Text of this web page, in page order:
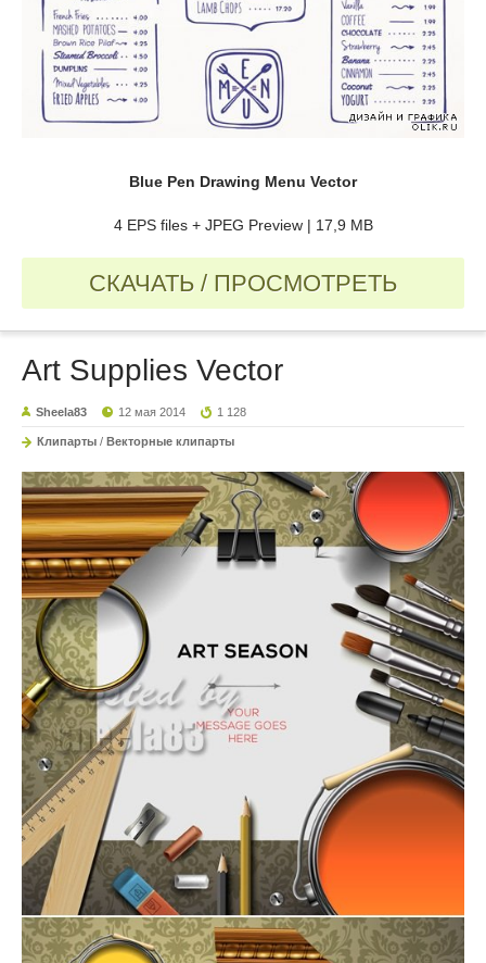
Blue Pen Drawing Menu Vector
4 EPS files + JPEG Preview | 17,9 MB
СКАЧАТЬ / ПРОСМОТРЕТЬ
Art Supplies Vector
Sheela83 12 мая 2014 1 128
Клипарты / Векторные клипарты